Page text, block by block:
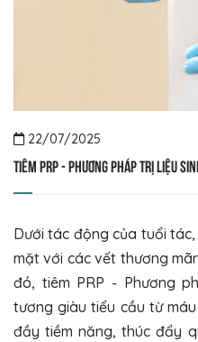
22/07/2025
Tiêm PRP - Phương pháp trị liệu
Dưới tác động của tuổi
mặt với các vết thương
đó, tiêm PRP - Phương
tương giàu tiểu cầu từ
đầy tiềm năng, thúc đẩy